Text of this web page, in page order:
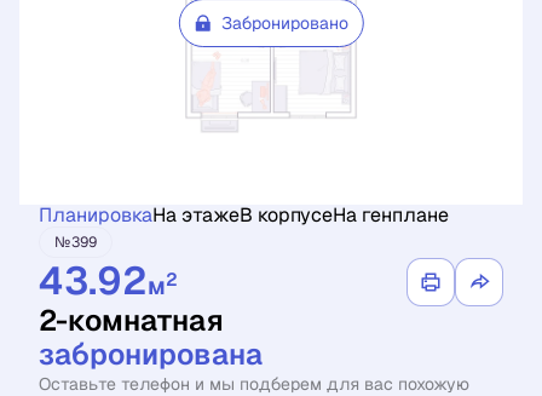
Забронировано
ПланировкаНа этажеВ корпусеНа генплане
№399
43.92м2
2-комнатная
забронирована
Оставьте телефон и мы подберем для вас похожую